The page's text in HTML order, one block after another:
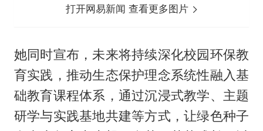
打开网易新闻 查看更多图片
她同时宣布，未来将持续深化校园环保教
育实践，推动生态保护理念系统性融入基
础教育课程体系，通过沉浸式教学、主题
研学与实践基地共建等方式，让绿色种子